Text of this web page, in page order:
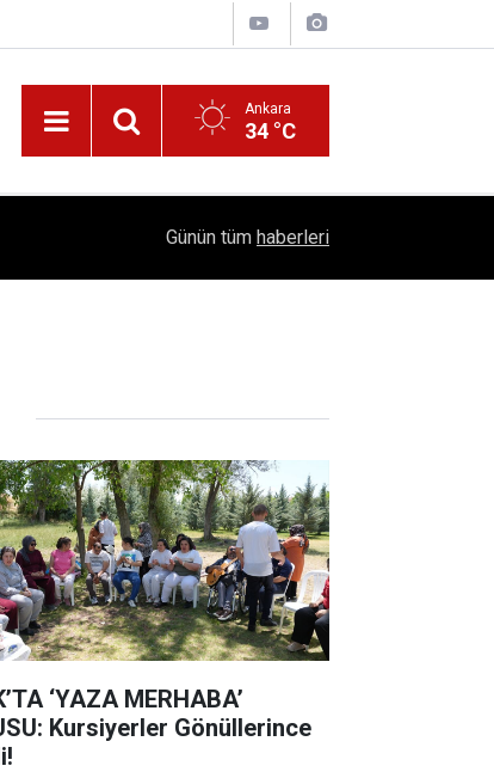
Ankara
34 °C
1504 Kep, Tek Bir Hedef: Bilim Kenti Çubuk
Günün tüm haberleri
‘YAZA MERHABA’
Kursiyerler Gönüllerince